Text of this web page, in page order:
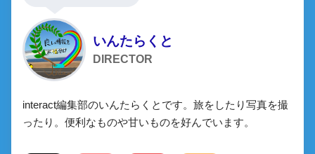
いんたらくと
DIRECTOR
interact編集部のいんたらくとです。旅をしたり写真を撮
ったり。便利なものや甘いものを好んでいます。